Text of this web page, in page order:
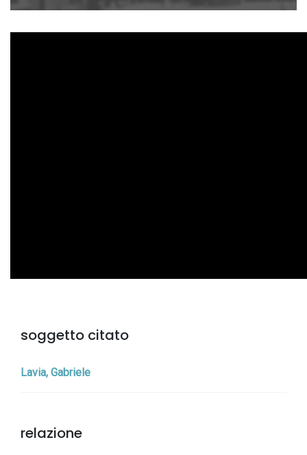
soggetto citato
Lavia, Gabriele
relazione